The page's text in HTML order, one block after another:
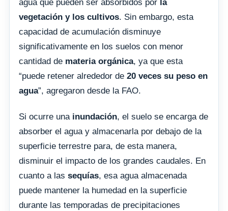
agua que pueden ser absorbidos por la
vegetación y los cultivos. Sin embargo, esta
capacidad de acumulación disminuye
significativamente en los suelos con menor
cantidad de materia orgánica, ya que esta
“puede retener alrededor de 20 veces su peso en
agua”, agregaron desde la FAO.
Si ocurre una inundación, el suelo se encarga de
absorber el agua y almacenarla por debajo de la
superficie terrestre para, de esta manera,
disminuir el impacto de los grandes caudales. En
cuanto a las sequías, esa agua almacenada
puede mantener la humedad en la superficie
durante las temporadas de precipitaciones